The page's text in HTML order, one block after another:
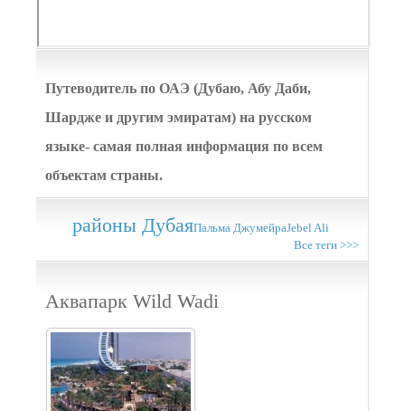
Путеводитель по ОАЭ (Дубаю, Абу Даби,
Шардже и другим эмиратам) на русском
языке- самая полная информация по всем
объектам страны.
районы ДубаяПальма ДжумейраJebel Ali
Все теги >>>
Аквапарк Wild Wadi